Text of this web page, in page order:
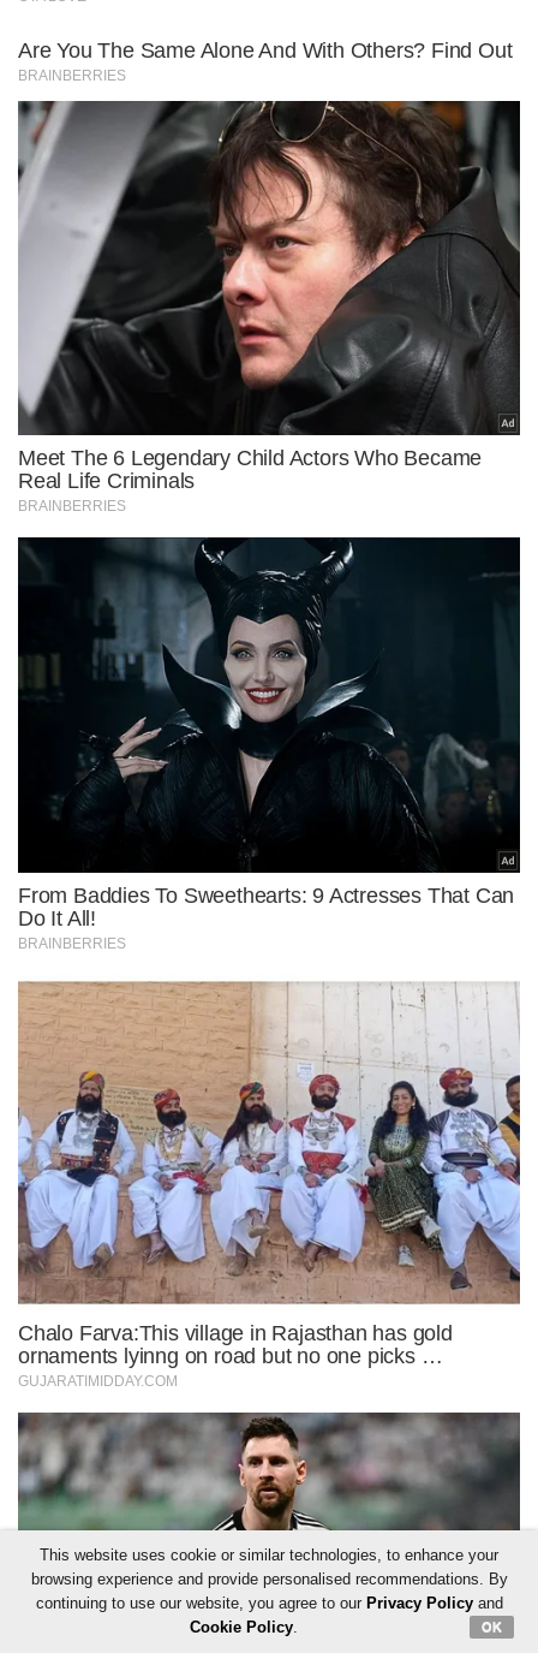
This website uses cookie or similar technologies, to enhance your
browsing experience and provide personalised recommendations. By
continuing to use our website, you agree to our Privacy Policyand
Cookie Policy. OK